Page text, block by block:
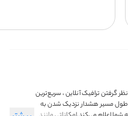
گرفتن ترافیک آنلاین ، سریع‌ترین
طول مسیر هشدار نزدیک شدن به